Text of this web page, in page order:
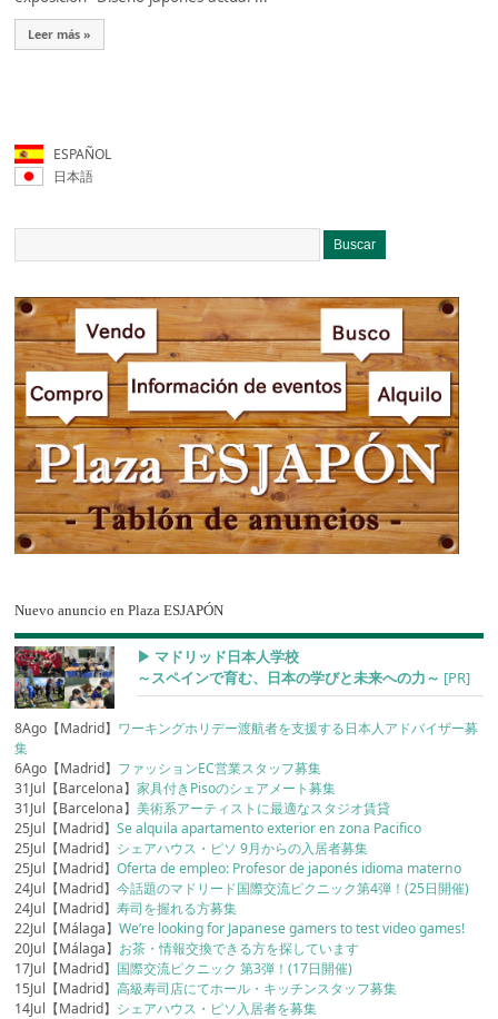
Leer más »
ESPAÑOL
日本語
Nuevo anuncio en Plaza ESJAPÓN
▶︎ マドリッド日本人学校
～スペインで育む、日本の学びと未来への力～ [PR]
8Ago【Madrid】 ワーキングホリデー渡航者を支援する日本人アドバイザー募
集
6Ago【Madrid】 ファッションEC営業スタッフ募集
31Jul【Barcelona】家具付きPisoのシェアメート募集
31Jul【Barcelona】美術系アーティストに最適なスタジオ賃貸
25Jul【Madrid】Se alquila apartamento exterior en zona Pacifico
25Jul【Madrid】 シェアハウス・ピソ 9月からの入居者募集
25Jul【Madrid】Oferta de empleo: Profesor de japonés idioma materno
24Jul【Madrid】今話題のマドリード国際交流ピクニック第4弾！(25日開催)
24Jul【Madrid】寿司を握れる方募集
22Jul【Málaga】We’re looking for Japanese gamers to test video games!
20Jul【Málaga】 お茶・情報交換できる方を探しています
17Jul【Madrid】 国際交流ピクニック 第3弾！(17日開催)
15Jul【Madrid】高級寿司店にてホール・キッチンスタッフ募集
14Jul【Madrid】 シェアハウス・ピソ入居者を募集